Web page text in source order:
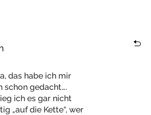
das habe ich mir
schon gedacht….
ich es gar nicht
„auf die Kette“, wer